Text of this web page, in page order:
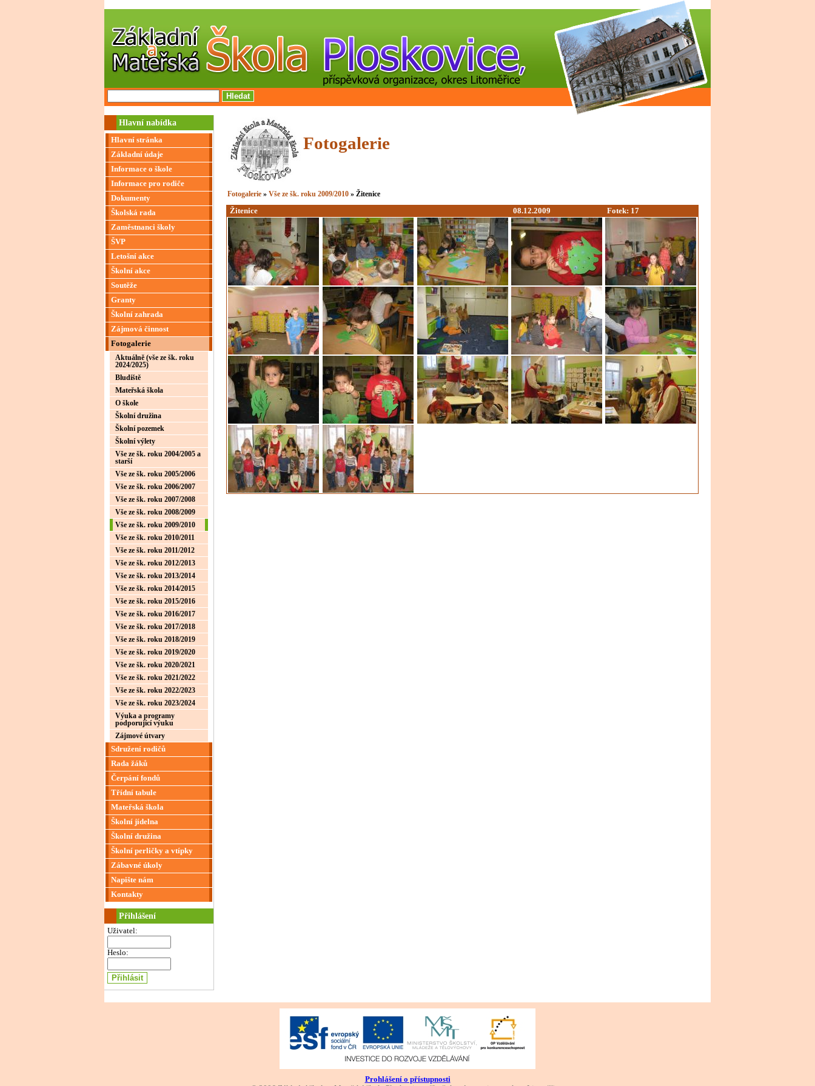
Hlavní nabídka
Hlavní stránka
Základní údaje
Informace o škole
Informace pro rodiče
Dokumenty
Školská rada
Zaměstnanci školy
ŠVP
Letošní akce
Školní akce
Soutěže
Granty
Školní zahrada
Zájmová činnost
Fotogalerie
Aktuálně (vše ze šk. roku
2024/2025)
Bludiště
Mateřská škola
O škole
Školní družina
Školní pozemek
Školní výlety
Vše ze šk. roku 2004/2005 a
starší
Vše ze šk. roku 2005/2006
Vše ze šk. roku 2006/2007
Vše ze šk. roku 2007/2008
Vše ze šk. roku 2008/2009
Vše ze šk. roku 2009/2010
Vše ze šk. roku 2010/2011
Vše ze šk. roku 2011/2012
Vše ze šk. roku 2012/2013
Vše ze šk. roku 2013/2014
Vše ze šk. roku 2014/2015
Vše ze šk. roku 2015/2016
Vše ze šk. roku 2016/2017
Vše ze šk. roku 2017/2018
Vše ze šk. roku 2018/2019
Vše ze šk. roku 2019/2020
Vše ze šk. roku 2020/2021
Vše ze šk. roku 2021/2022
Vše ze šk. roku 2022/2023
Vše ze šk. roku 2023/2024
Výuka a programy
podporující výuku
Zájmové útvary
Sdružení rodičů
Rada žáků
Čerpání fondů
Třídní tabule
Mateřská škola
Školní jídelna
Školní družina
Školní perličky a vtípky
Zábavné úkoly
Napište nám
Kontakty
Přihlášení
Uživatel:
Heslo:
Fotogalerie
Fotogalerie» Vše ze šk. roku 2009/2010» Žitenice
Žitenice
08.12.2009 Fotek: 17
Prohlášení o přístupnosti